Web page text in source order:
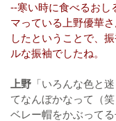
--寒い時に食べるおし
マっている上野優華
したということで、
ルな振袖でしたね。
上野 「いろんな色と
てなんぼかなって（
ベレー帽をかぶって